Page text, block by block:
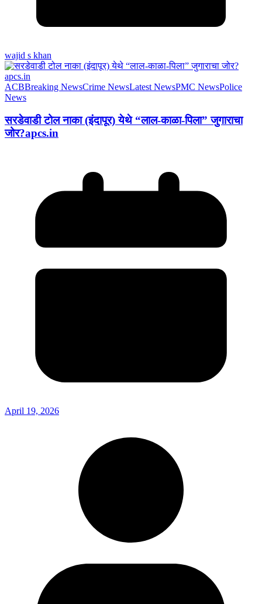
wajid s khan
ACBBreaking NewsCrime NewsLatest NewsPMC NewsPolice
News
सरडेवाडी टोल नाका (इंदापूर) येथे “लाल-काळा-पिला” जुगाराचा
जोर?apcs.in
April 19, 2026